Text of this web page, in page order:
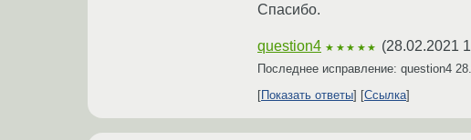
Спасибо.
question4 ★★★★★ (28.02.2021
Последнее исправление: question4
Показать ответы
Ссылка